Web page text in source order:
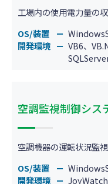
工場内の使用電力量の
OS/装置
開発環境
VB6、
空調監視制御シス
空調機器の運転状況監
OS/装置
開発環境